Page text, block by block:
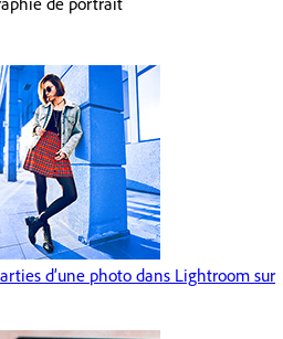
d’une photo dans Lightroom sur